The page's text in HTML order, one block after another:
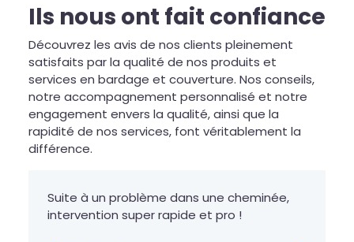
Ils nous ont fait confiance
Découvrez les avis de nos clients pleinement
satisfaits par la qualité de nos produits et
services en bardage et couverture. Nos conseils,
notre accompagnement personnalisé et notre
engagement envers la qualité, ainsi que la
rapidité de nos services, font véritablement la
différence.
Suite à un problème dans une cheminée,
intervention super rapide et pro !